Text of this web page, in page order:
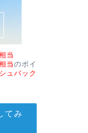
当
当のポイ
ュバック
てみ